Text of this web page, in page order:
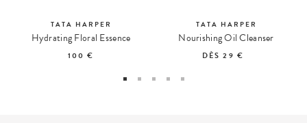
TATA HARPER
Hydrating Floral Essence
100 €
TATA HARPER
Nourishing Oil Cleanser
DÈS29 €